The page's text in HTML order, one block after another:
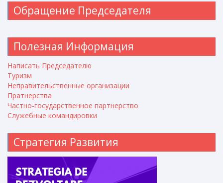
Обращение Председателя
Полезная Информация
Написать Председателю
Туризм
Неправительственные организации
Пратнерства
Частно-государственное партнерство
Служебные командировки
Стратегия Развития